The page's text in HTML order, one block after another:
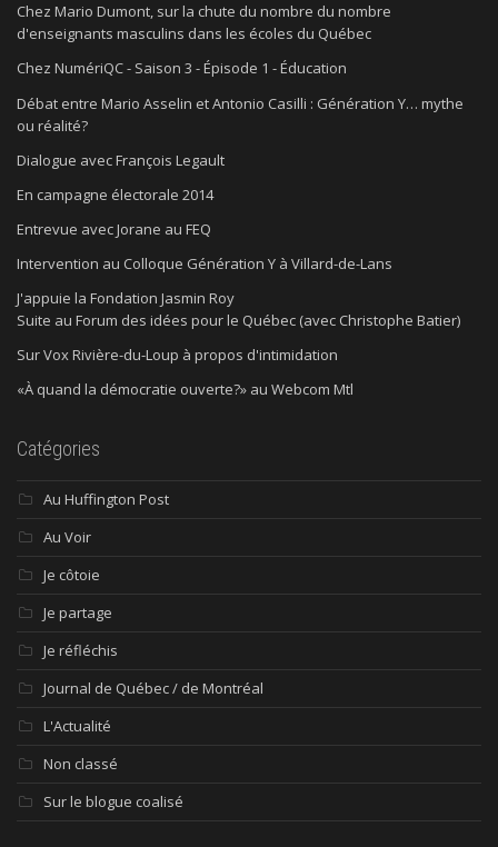
Chez Mario Dumont, sur la chute du nombre du nombre
d'enseignants masculins dans les écoles du Québec
Chez NumériQC - Saison 3 - Épisode 1 - Éducation
Débat entre Mario Asselin et Antonio Casilli : Génération Y… mythe
ou réalité?
Dialogue avec François Legault
En campagne électorale 2014
Entrevue avec Jorane au FEQ
Intervention au Colloque Génération Y à Villard-de-Lans
J'appuie la Fondation Jasmin Roy
Suite au Forum des idées pour le Québec (avec Christophe Batier)
Sur Vox Rivière-du-Loup à propos d'intimidation
«À quand la démocratie ouverte?» au Webcom Mtl
Catégories
Au Huffington Post
Au Voir
Je côtoie
Je partage
Je réfléchis
Journal de Québec / de Montréal
L'Actualité
Non classé
Sur le blogue coalisé